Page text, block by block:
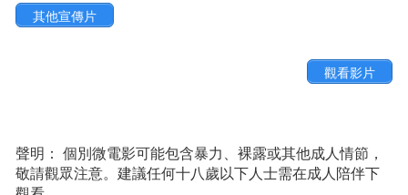
其他宣傳片
觀看影片
聲明： 個別微電影可能包含暴力、裸露或其他成人情節，
敬請觀眾注意。建議任何十八歲以下人士需在成人陪伴下